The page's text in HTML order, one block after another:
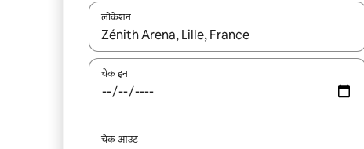
लोकेशन
नतीजों के उपलब्ध होने पर, अप और डाउन 'ऐरो की' का इस्तेमाल
चेक इन
चेक आउट